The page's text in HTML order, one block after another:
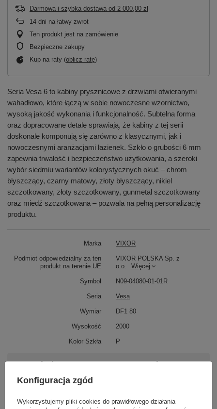
Darmowa i szybka dostawa od 2 000,00 zł
14 dni na łatwy zwrot
Ten produkt jest na zamówienie
Bezpieczne zakupy
Kup na raty (oblicz ratę)
Seria Vesa 6 to kabiny prysznicowe z drzwiami otwieranymi
wahadłowo, które łączą w sobie nowoczesne wzornictwo,
wysoką jakość wykonania i funkcjonalność. Subtelna forma
oraz dopracowane detale sprawiają, że kabiny z tej serii
doskonale komponują się zarówno z klasycznymi, jak i
nowoczesnymi aranżacjami łazienek. Szkło o grubości 6 mm
zapewnia trwałość i bezpieczeństwo użytkowania, a szeroki
wybór siedmiu wariantów kolorystycznych okuć – chrom
błyszczący, czarny matowy, złoty błyszczący, nikiel
szczotkowany, złoty szczotkowany, gunmetal szczotkowany
oraz miedź szczotkowana – pozwala na pełną personalizację
produktu.
Marka VIXOR
Podmiot odpowiedzialny za ten
produkt na terenie UE
VIXOR POLSKA Sp. z
o.o.
Więcej
Symbol N09-04080-01-01R
Seria Vesa
Wymiar DF1 80
Wysokość 2000
Kolor Szkła P
Potrzebujesz pomocy? Masz pytania?
Zadaj pytanie a my odpowiemy niezwłocznie,
najciekawsze pytania i odpowiedzi publikując
Konfiguracja zgód
Wykorzystujemy pliki cookies do prawidłowego działania